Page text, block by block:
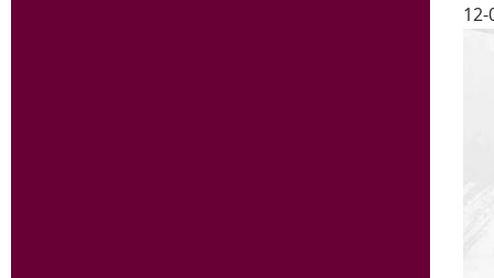
12-